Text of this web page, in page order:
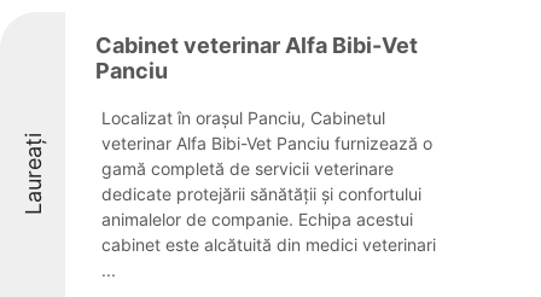
Laureați
Cabinet veterinar Alfa Bibi-Vet
Panciu
Localizat în orașul Panciu, Cabinetul
veterinar Alfa Bibi-Vet Panciu furnizează o
gamă completă de servicii veterinare
dedicate protejării sănătății și confortului
animalelor de companie. Echipa acestui
cabinet este alcătuită din medici veterinari
...